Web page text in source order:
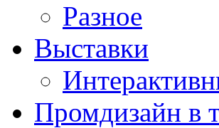
Разное
Выставки
Промдизайн в